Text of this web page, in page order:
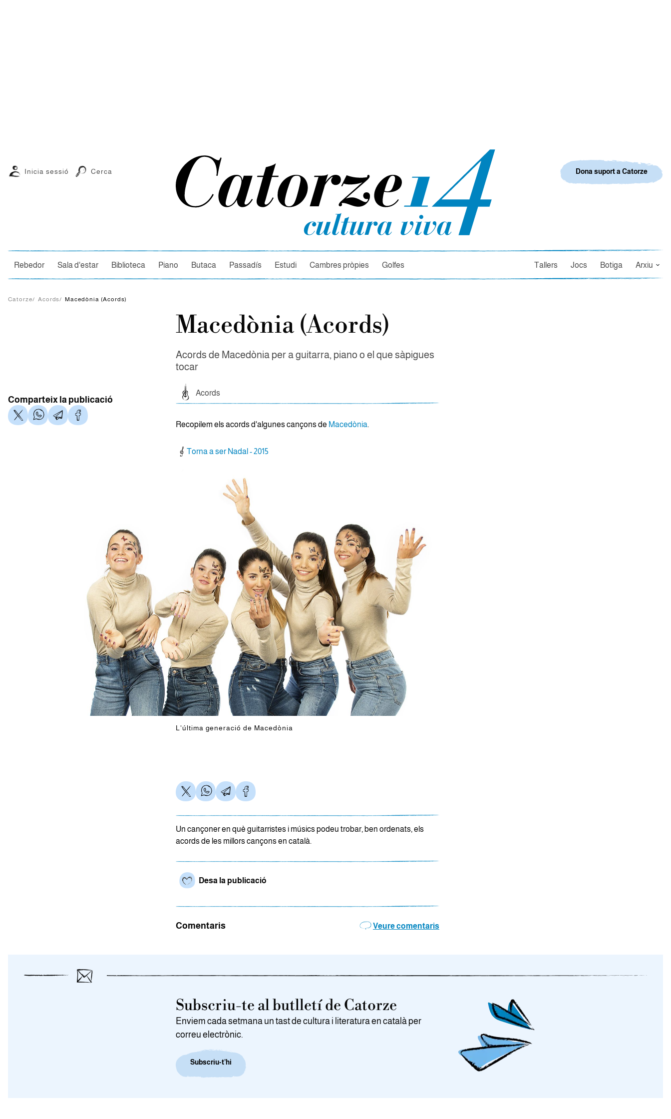
Cercador
Inicia sessió Cerca
Rebedor Sala d'estar Biblioteca Piano Butaca Passadís Estudi Cambres pròpies Golfes Tallers Jocs Botiga Arxiu
Dona suport a Catorze
Catorze/ Acords/ Macedònia (Acords)
Macedònia (Acords)
Acords de Macedònia per a guitarra, piano o el que sàpigues
tocar
Acords
Comparteix la publicació
Recopilem els acords d'algunes cançons de Macedònia.
Torna a ser Nadal - 2015
L'última generació de Macedònia
Un cançoner en què guitarristes i músics podeu trobar, ben ordenats, els
acords de les millors cançons en català.
Desa la publicació
Comentaris Veure comentaris
Subscriu-te al butlletí de Catorze
Enviem cada setmana un tast de cultura i literatura en català per
correu electrònic.
Subscriu-t’hi